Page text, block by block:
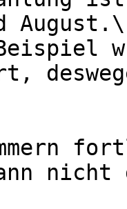
August.\
nicht